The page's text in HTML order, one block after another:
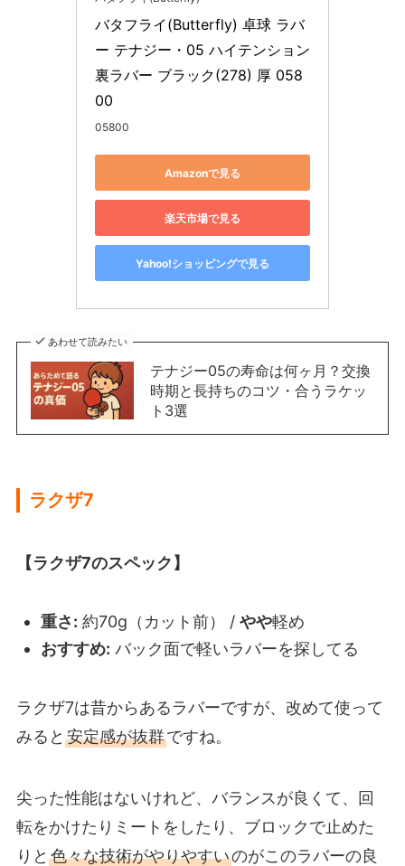
バタフライ(Butterfly) 卓球 ラバ
ー テナジー・05 ハイテンション
裏ラバー ブラック(278) 厚 058
00
05800
Amazonで見る
楽天市場で見る
Yahoo!ショッピングで見る
あわせて読みたい
テナジー05の寿命は何ヶ月？交換
時期と長持ちのコツ・合うラケッ
ト3選
ラクザ7
【ラクザ7のスペック】
重さ: 約70g（カット前） / やや軽め
おすすめ: バック面で軽いラバーを探してる
ラクザ7は昔からあるラバーですが、改めて使って
みると 安定感が抜群ですね。
尖った性能はないけれど、バランスが良くて、回
転をかけたりミートをしたり、ブロックで止めた
りと 色々な技術がやりやすいのがこのラバーの良